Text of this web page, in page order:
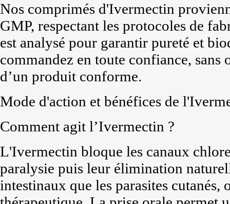
Nos comprimés d'Ivermectin
GMP, respectant les protocoles de
est analysé pour garantir pureté et
commandez en toute confiance, sans
d’un produit conforme.
Mode d'action et bénéfices de
Comment agit l’Ivermectin ?
L'Ivermectin bloque les canaux
paralysie puis leur élimination
intestinaux que les parasites